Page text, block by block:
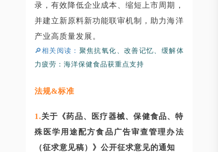
录，有效降低企业成本、缩短上市周期，
并建立新原料新功能联审机制，助力海洋
产业高质量发展。
🔎相关阅读： 聚焦抗氧化、改善记忆、缓解体
力疲劳：海洋保健食品获重点支持
法规&标准
1.关于《药品、医疗器械、保健食品、特
殊医学用途配方食品广告审查管理办法
（征求意见稿）》公开征求意见的通知